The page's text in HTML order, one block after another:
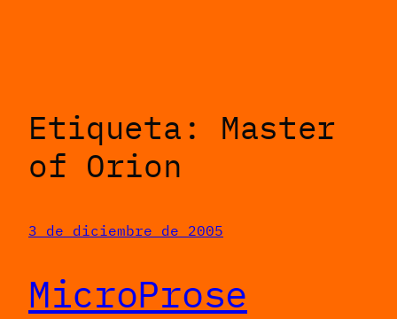
Etiqueta: Master
of Orion
3 de diciembre de 2005
MicroProse